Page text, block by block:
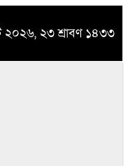
২০২৬, ২৩ শ্রাবণ ১৪৩৩